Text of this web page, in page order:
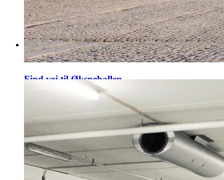
Find vej til Øksnehallen